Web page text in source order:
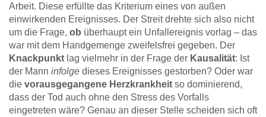
Arbeit. Diese erfüllte das Kriterium eines von außen
einwirkenden Ereignisses. Der Streit drehte sich also nicht
um die Frage, ob überhaupt ein Unfallereignis vorlag – das
war mit dem Handgemenge zweifelsfrei gegeben. Der
Knackpunkt lag vielmehr in der Frage der Kausalität: Ist
der Mann infolge dieses Ereignisses gestorben? Oder war
die vorausgegangene Herzkrankheit so dominierend,
dass der Tod auch ohne den Stress des Vorfalls
eingetreten wäre? Genau an dieser Stelle scheiden sich oft